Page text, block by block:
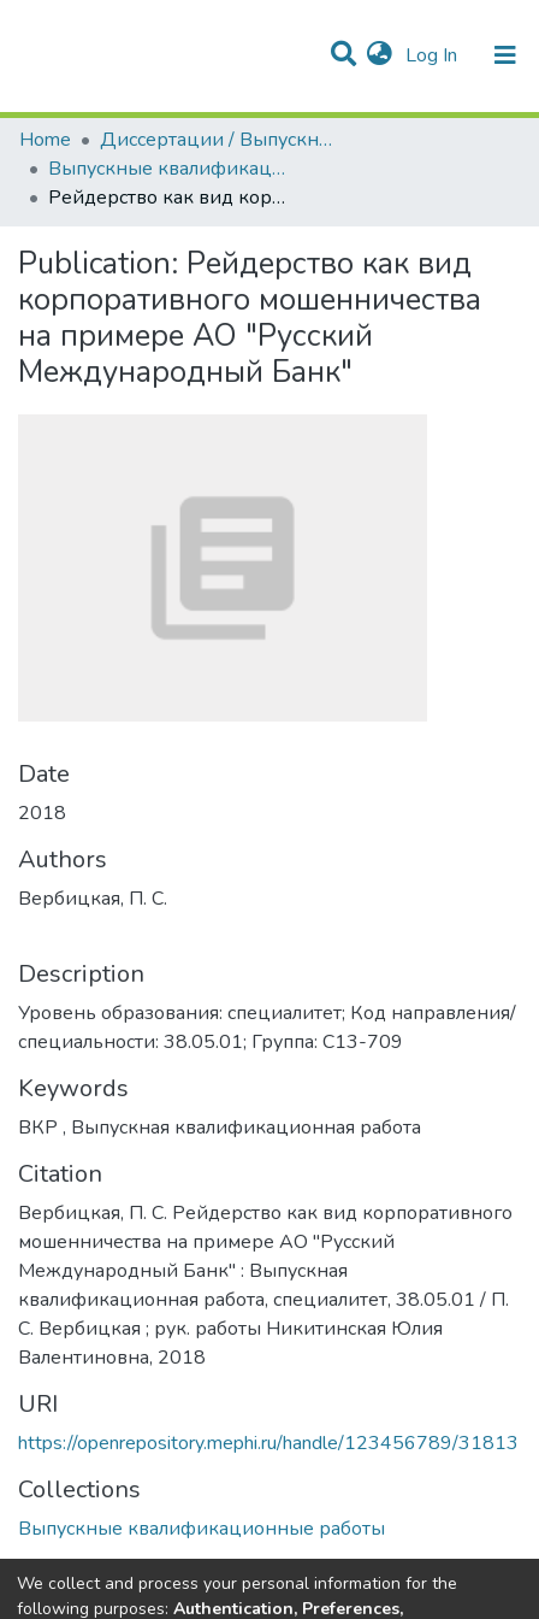
Log In (current)
Communities & Collections
Statistics
All of DSpace
Home
Диссертации / Выпускные квалификационные работы
Выпускные квалификационные работы
Рейдерство как вид корпоративного мошенничества на примере АО "Русский Международный Банк"
Publication: Рейдерство как вид
корпоративного мошенничества
на примере АО "Русский
Международный Банк"
Date
2018
Authors
Вербицкая, П. С.
Description
Уровень образования: специалитет; Код направления/
специальности: 38.05.01; Группа: С13-709
Keywords
ВКР , Выпускная квалификационная работа
Citation
Вербицкая, П. С. Рейдерство как вид корпоративного
мошенничества на примере АО "Русский
Международный Банк" : Выпускная
квалификационная работа, специалитет, 38.05.01 / П.
С. Вербицкая ; рук. работы Никитинская Юлия
Валентиновна, 2018
URI
https://openrepository.mephi.ru/handle/123456789/31813
Collections
Выпускные квалификационные работы
Full item page
We collect and process your personal information for the
following purposes: Authentication, Preferences,